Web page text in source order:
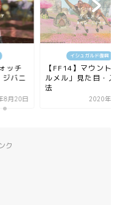
ッチ
ジバニ
8月20日
イシュガルド復興
【FF14】マウント
ルメル」見た目・入
法
2020年3
ク